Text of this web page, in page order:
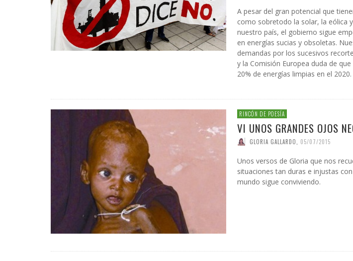
A pesar del gran potencial que
como sobretodo la solar, la eólica
nuestro país, el gobierno sigue
en energías sucias y obsoletas.
demandas por los sucesivos
y la Comisión Europea duda de que
20% de energías limpias en el 2020.
RINCÓN DE POESÍA
VI UNOS GRANDES OJOS
GLORIA GALLARDO 05/07/2015
Unos versos de Gloria que nos
situaciones tan duras e injustas
mundo sigue conviviendo.